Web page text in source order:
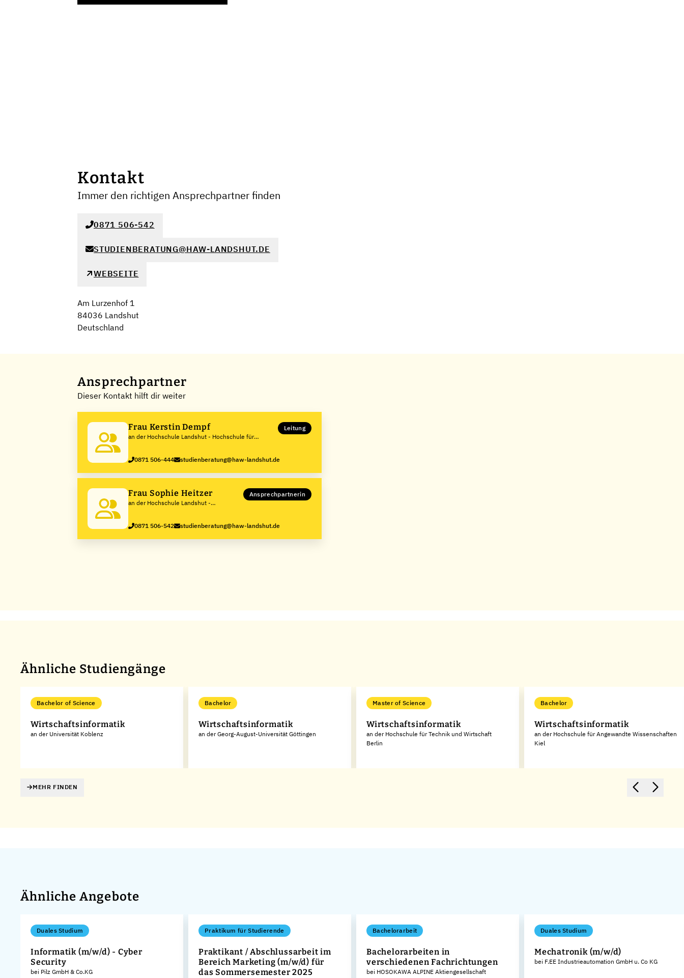
Kontakt
Immer den richtigen Ansprechpartner finden
0871 506-542
STUDIENBERATUNG@HAW-LANDSHUT.DE
WEBSEITE
Am Lurzenhof 1
84036 Landshut
Deutschland
Ansprechpartner
Dieser Kontakt hilft dir weiter
Frau Kerstin Dempf
an der Hochschule Landshut - Hochschule für
Leitung
0871 506-444 studienberatung@haw-landshut.de
Frau Sophie Heitzer
an der Hochschule Landshut -
Wissenschaften
Ansprechpartnerin
0871 506-542 studienberatung@haw-landshut.de
Ähnliche Studiengänge
Bachelor of Science
Wirtschaftsinformatik
an der Universität Koblenz
Bachelor
Wirtschaftsinformatik
an der Georg-August-Universität Göttingen
Master of Science
Wirtschaftsinformatik
an der Hochschule für Technik und Wirtschaft
Berlin
Bachelor
Wirtschaftsinformatik
an der Hochschule für Angewandte Wissenschaften
Kiel
MEHR FINDEN
Ähnliche Angebote
Duales Studium
Informatik (m/w/d) - Cyber
Security
bei Pilz GmbH & Co.KG
Praktikum für Studierende
Praktikant / Abschlussarbeit im
Bereich Marketing (m/w/d) für
das Sommersemester 2025
Bachelorarbeit
Bachelorarbeiten in
verschiedenen Fachrichtungen
bei HOSOKAWA ALPINE Aktiengesellschaft
Duales Studium
Mechatronik (m/w/d)
bei F.EE Industrieautomation GmbH u. Co KG